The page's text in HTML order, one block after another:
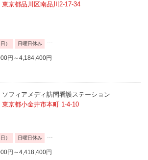
東京都品川区南品川2-17-34
） 日曜日休み
円～4,184,400円
ソフィアメディ訪問看護ステーション
東京都小金井市本町 1-4-10
） 日曜日休み ...
円～4,418,400円